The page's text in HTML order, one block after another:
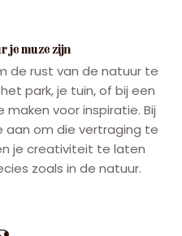
je muze zijn
de rust van de natuur te
park, je tuin, of bij een
voor inspiratie. Bij
aan om die vertraging te
je creativiteit te laten
zoals in de natuur.